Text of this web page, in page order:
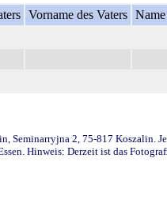
Vorname des Vaters
Seminarryjna 2, 75-817 Koszalin.
Hinweis: Derzeit ist das